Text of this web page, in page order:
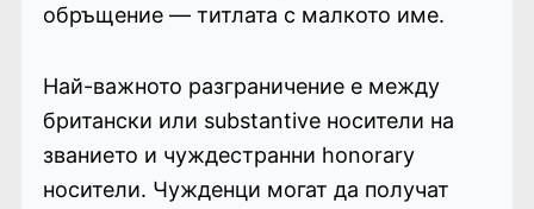
обръщение — титлата с малкото име.
Най-важното разграничение е между
британски или substantive носители на
званието и чуждестранни honorary
носители. Чужденци могат да получат